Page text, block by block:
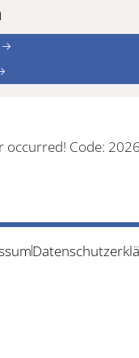
occurred! Code: